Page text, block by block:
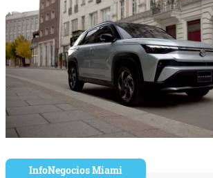
InfoNegocios Miami